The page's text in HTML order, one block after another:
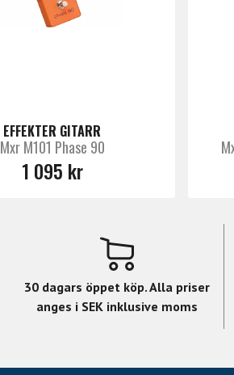
EFFEKTER GITARR
Mxr M101 Phase 90
1 095 kr
30 dagars öppet köp. Alla priser
anges i SEK inklusive moms